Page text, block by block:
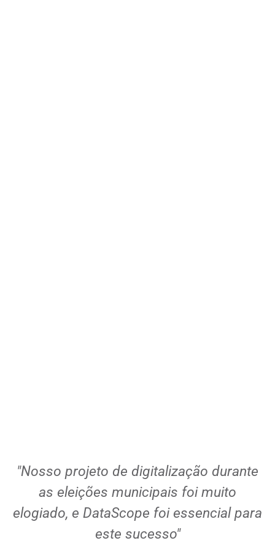
"Nosso projeto de digitalização durante
as eleições municipais foi muito
elogiado, e DataScope foi essencial para
este sucesso"